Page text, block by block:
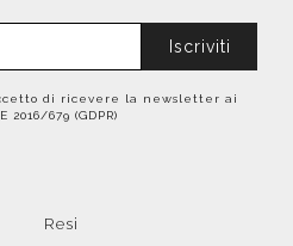
Iscriviti
di ricevere la newsletter ai
679 (GDPR)
Resi